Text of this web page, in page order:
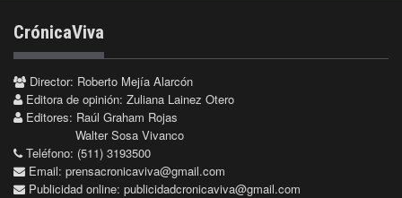
CrónicaViva
Director: Roberto Mejía Alarcón
Editora de opinión: Zuliana Lainez Otero
Editores: Raúl Graham Rojas
Walter Sosa Vivanco
Teléfono: (511) 3193500
Email: prensacronicaviva@gmail.com
Publicidad online: publicidadcronicaviva@gmail.com